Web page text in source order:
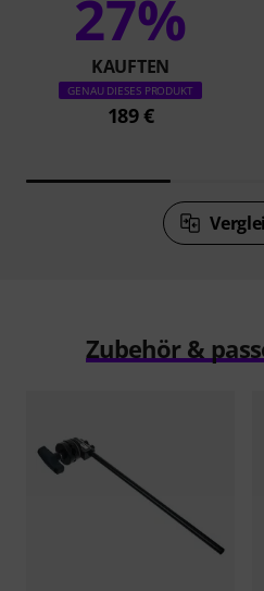
27%
KAUFTEN
GENAU DIESES PRODUKT
189 €
Zubehör &